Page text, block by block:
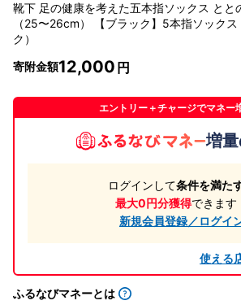
靴下 足の健康を考えた五本指ソックス とと
（25〜26cm） 【ブラック】5本指ソック
ク）
寄附金額12,000
エントリー＋チャージでマネー
増
ログインして条件を満た
最大0円分獲得できます
新規会員登録／ログイ
使える
ふるなびマネーとは